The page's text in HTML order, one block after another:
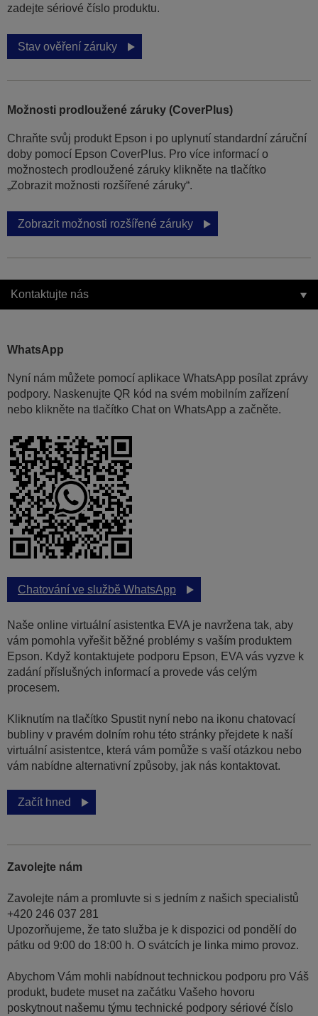
zadejte sériové číslo produktu.
Stav ověření záruky
Možnosti prodloužené záruky (CoverPlus)
Chraňte svůj produkt Epson i po uplynutí standardní záruční
doby pomocí Epson CoverPlus. Pro více informací o
možnostech prodloužené záruky klikněte na tlačítko
„Zobrazit možnosti rozšířené záruky“.
Zobrazit možnosti rozšířené záruky
Kontaktujte nás
WhatsApp
Nyní nám můžete pomocí aplikace WhatsApp posílat zprávy
podpory. Naskenujte QR kód na svém mobilním zařízení
nebo klikněte na tlačítko Chat on WhatsApp a začněte.
Chatování ve službě WhatsApp
Naše online virtuální asistentka EVA je navržena tak, aby
vám pomohla vyřešit běžné problémy s vaším produktem
Epson. Když kontaktujete podporu Epson, EVA vás vyzve k
zadání příslušných informací a provede vás celým
procesem.
Kliknutím na tlačítko Spustit nyní nebo na ikonu chatovací
bubliny v pravém dolním rohu této stránky přejdete k naší
virtuální asistentce, která vám pomůže s vaší otázkou nebo
vám nabídne alternativní způsoby, jak nás kontaktovat.
Začít hned
Zavolejte nám
Zavolejte nám a promluvte si s jedním z našich specialistů
+420 246 037 281
Upozorňujeme, že tato služba je k dispozici od pondělí do
pátku od 9:00 do 18:00 h. O svátcích je linka mimo provoz.
Abychom Vám mohli nabídnout technickou podporu pro Váš
produkt, budete muset na začátku Vašeho hovoru
poskytnout našemu týmu technické podpory sériové číslo